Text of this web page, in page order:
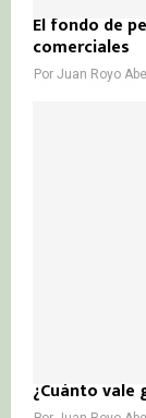
El fondo de
comerciales
Por Juan Royo
¿Cuánto vale